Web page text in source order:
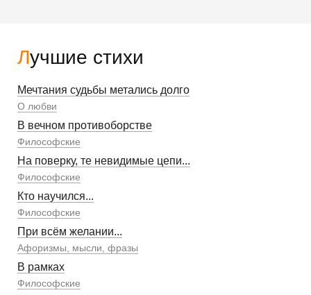
Лучшие стихи
Мечтания судьбы метались долго
О любви
В вечном противоборстве
Философские
На поверку, те невидимые цепи...
Философские
Кто научился...
Философские
При всём желании...
Афоризмы, мысли, фразы
В рамках
Философские